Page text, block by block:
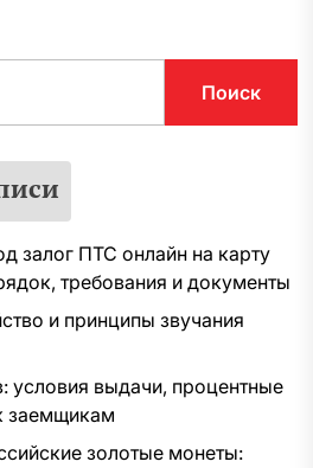
Поиск
залог ПТС онлайн на карту
требования и документы
и принципы звучания
условия выдачи, процентные
заемщикам
золотые монеты: